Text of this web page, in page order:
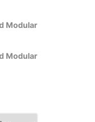
Modular
Modular